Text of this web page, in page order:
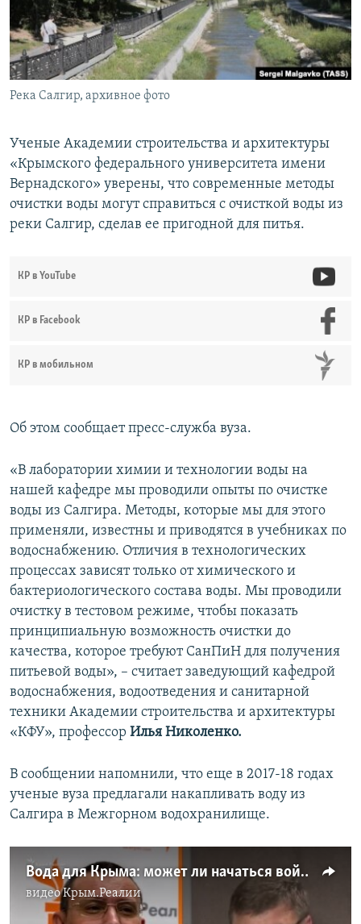
ПОБЕДИТЕЛЕЙ НЕ СУДЯТ?
КРЫМ.НЕПОКОРЕННЫЙ
ELIFBE
УКРАИНСКАЯ ПРОБЛЕМА КРЫМА
ПРИСОЕДИНЯЙТЕСЬ!
Река Салгир, архивное фото
Ученые Академии строительства и архитектуры
«Крымского федерального университета имени
Вернадского» уверены, что современные методы
очистки воды могут справиться с очисткой воды из
реки Салгир, сделав ее пригодной для питья.
КР в YouTube
КР в Facebook
КР в мобильном
Об этом сообщает пресс-служба вуза.
«В лаборатории химии и технологии воды на
нашей кафедре мы проводили опыты по очистке
воды из Салгира. Методы, которые мы для этого
применяли, известны и приводятся в учебниках по
водоснабжению. Отличия в технологических
процессах зависят только от химического и
бактериологического состава воды. Мы проводили
очистку в тестовом режиме, чтобы показать
принципиальную возможность очистки до
качества, которое требуют СанПиН для получения
питьевой воды», – считает заведующий кафедрой
водоснабжения, водоотведения и санитарной
техники Академии строительства и архитектуры
«КФУ», профессор Илья Николенко.
В сообщении напомнили, что еще в 2017-18 годах
ученые вуза предлагали накапливать воду из
Салгира в Межгорном водохранилище.
Вода для Крыма: может ли начаться война за Северо-Крымский канал?
видеоКрым.Реалии